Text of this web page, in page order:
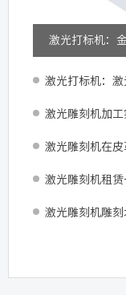
激光打标机：
激光雕刻机加
激光雕刻机在
激光雕刻机租赁
激光雕刻机雕